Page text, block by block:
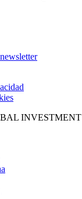
INVESTMENT